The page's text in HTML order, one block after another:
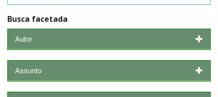
Busca facetada
Autor
Assunto